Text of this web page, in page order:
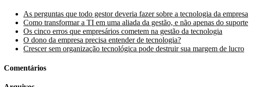
As perguntas que todo gestor deveria fazer sobre a tecnologia da empresa
Como transformar a TI em uma aliada da gestão, e não apenas do suporte
Os cinco erros que empresários cometem na gestão da tecnologia
O dono da empresa precisa entender de tecnologia?
Crescer sem organização tecnológica pode destruir sua margem de lucro
Comentários